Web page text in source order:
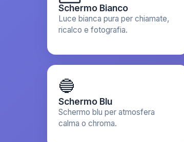
Schermo Bianco
Luce bianca pura per chiamate,
ricalco e fotografia.
🔵
Schermo Blu
Schermo blu per atmosfera
calma o chroma.